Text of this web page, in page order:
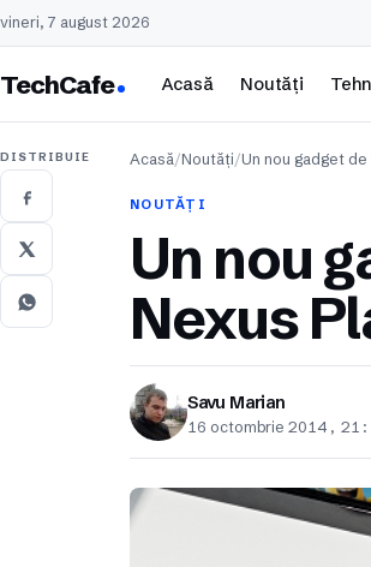
vineri, 7 august 2026
TechCafe Acasă Noutăți
DISTRIBUIE Acasă/Noutăți/Un nou gadget
NOUTĂȚI
Un nou
Nexus
Savu Marian
16 octombrie 2014,